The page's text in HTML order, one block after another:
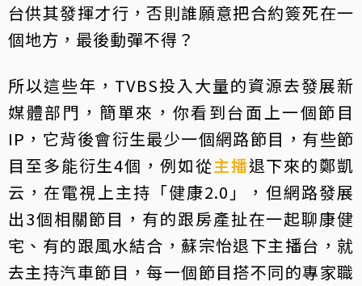
台供其發揮才行，否則誰願意把合約簽死在一
個地方，最後動彈不得？
所以這些年，TVBS投入大量的資源去發展新
媒體部門，簡單來，你看到台面上一個節目
IP，它背後會衍生最少一個網路節目，有些節
目至多能衍生4個，例如從主播退下來的鄭凱
云，在電視上主持「健康2.0」，但網路發展
出3個相關節目，有的跟房產扯在一起聊康健
宅、有的跟風水結合，蘇宗怡退下主播台，就
去主持汽車節目，每一個節目搭不同的專家職